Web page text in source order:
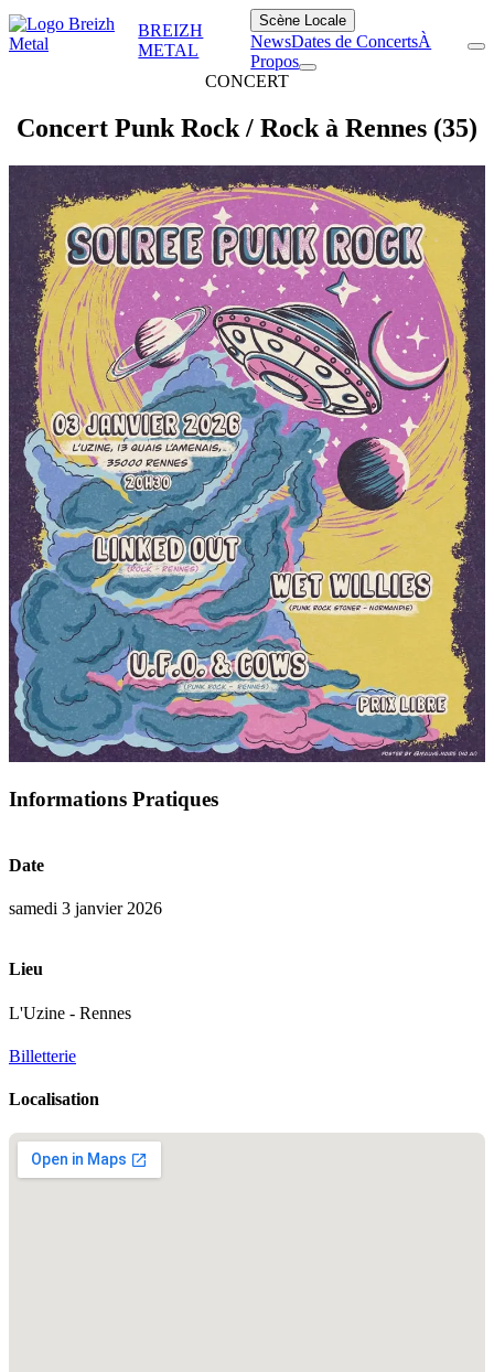
BREIZH
METAL
Scène Locale
NewsDates de ConcertsÀ
Propos
CONCERT
Concert Punk Rock / Rock à Rennes (35)
Informations Pratiques
Date
samedi 3 janvier 2026
Lieu
L'Uzine - Rennes
Billetterie
Localisation